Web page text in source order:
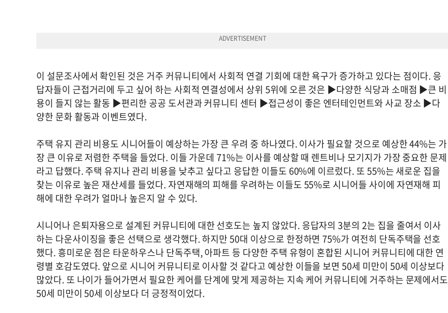
이 설문조사에서 확인된 것은 거주 커뮤니티에서 사회적 연결 기회에 대한 욕구가 증가하고 있다는 점이다. 응
답자들이 근접거리에 두고 싶어 하는 사회적 연결성에서 상위 5위에 오른 것은 ▶다양한 식당과 소매점 ▶큰 비
용이 들지 않는 활동 ▶편리한 공공 도서관과 커뮤니티 센터 ▶접근성이 좋은 엔터테인먼트와 사교 장소 ▶다
양한 문화 활동과 이벤트였다.
주택 유지 관리 비용도 시니어들이 예상하는 가장 큰 우려 중 하나였다. 이사가 필요할 것으로 예상한 44%는 가
장 큰 이유로 저렴한 주택을 들었다. 이들 가운데 71%는 이사를 예상할 때 렌트비나 모기지가 가장 중요한 문제
라고 답했다. 주택 유지나 관리 비용을 낮추고 싶다고 응답한 이들도 60%에 이르렀다. 또 55%는 새로운 집을
찾는 이유로 높은 재산세를 들었다. 자연재해의 피해를 우려하는 이들도 55%로 시니어들 사이에 자연재해 피
해에 대한 우려가 얼마나 높은지 알 수 있다.
시니어나 은퇴자용으로 설계된 커뮤니티에 대한 선호도는 높지 않았다. 응답자의 3분의 2는 집을 줄여서 이사
하는 다운사이징을 좋은 선택으로 생각했다. 하지만 50대 이상으로 한정하면 75%가 여전히 단독주택을 선호
했다. 흥미로운 점은 타운하우스나 단독주택, 아파트 등 다양한 주택 유형이 혼합된 시니어 커뮤니티에 대한 연
령별 호감도였다. 앞으로 시니어 커뮤니티로 이사할 것 같다고 예상한 이들을 보면 50세 미만이 50세 이상보다
많았다. 또 나이가 들어가면서 필요한 케어를 단계에 맞게 제공하는 지속 케어 커뮤니티에 거주하는 문제에서도
50세 미만이 50세 이상보다 더 긍정적이었다.